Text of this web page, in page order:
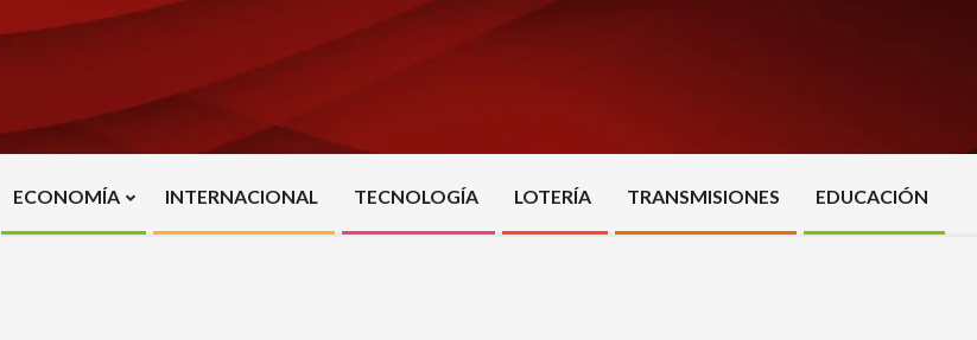
Primary
Navigation
ECONOMÍA INTERNACIONAL TECNOLOGÍA LOTERÍA TRANSMISIONES EDUCACIÓN